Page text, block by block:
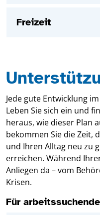
Freizeit
Jede gute Entwicklung
Leben Sie sich ein und
heraus, wie dieser Plan
bekommen Sie die Zeit,
und Ihren Alltag neu zu
erreichen. Während
Anliegen da – vom
Krisen.
Für